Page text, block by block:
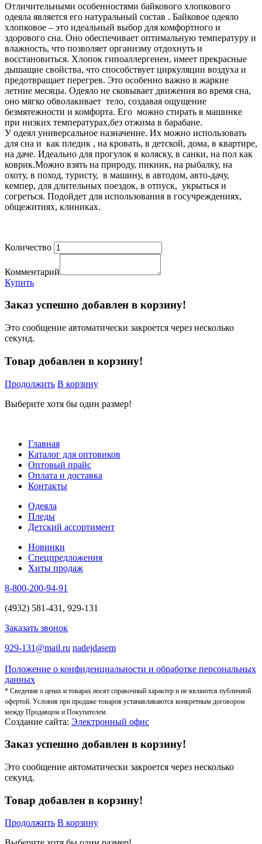
Отличительными особенностями байкового хлопкового
одеяла является его натуральный состав . Байковое одеяло
хлопковое – это идеальный выбор для комфортного и
здорового сна. Оно обеспечивает оптимальную температуру и
влажность, что позволяет организму отдохнуть и
восстановиться. Хлопок гипоаллергенен, имеет прекрасные
дышащие свойства, что способствует циркуляции воздуха и
предотвращает перегрев. Это особенно важно в жаркие
летние месяцы. Одеяло не сковывает движения во время сна,
оно мягко обволакивает тело, создавая ощущение
безмятежности и комфорта. Его можно стирать в машинке
при низких температурах,без отжима в барабане.
У одеял универсальное назначение. Их можно использовать
для сна и как пледик , на кровать, в детской, дома, в квартире,
на даче. Идеально для прогулок в коляску, в санки, на пол как
коврик.Можно взять на природу, пикник, на рыбалку, на
охоту, в поход, туристу, в машину, в автодом, авто-дачу,
кемпер, для длительных поездок, в отпуск, укрыться и
согреться. Подойдет для использования в госучреждениях,
общежитиях, клиниках.
Количество
Комментарий
Купить
Заказ успешно добавлен в корзину!
Это сообщение автоматически закроется через несколько
секунд.
Товар добавлен в корзину!
Продолжить В корзину
Выберите хотя бы один размер!
Главная
Каталог для оптовиков
Оптовый прайс
Оплата и доставка
Контакты
Одеяла
Пледы
Детский ассортимент
Новинки
Спецпредложения
Хиты продаж
8-800-200-94-91
(4932) 581-431, 929-131
Заказать звонок
929-131@mail.ru nadejdasem
Положение о конфиденциальности и обработке персональных
данных
* Сведения о ценах и товарах носят справочный характер и не являются публичной
офертой. Условия при продаже товаров устанавливаются конкретным договором
между Продавцом и Покупателем.
Создание сайта: Электронный офис
Заказ успешно добавлен в корзину!
Это сообщение автоматически закроется через несколько
секунд.
Товар добавлен в корзину!
Продолжить В корзину